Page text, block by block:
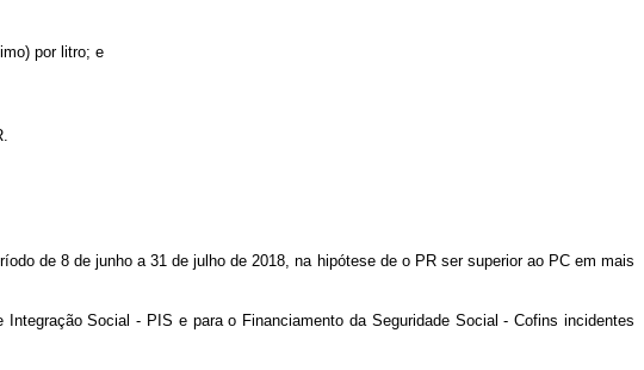
por litro; e
de 8 de junho a 31 de julho de 2018, na hipótese de o PR ser superior ao PC em mais
Social - PIS e para o Financiamento da Seguridade Social - Cofins incidentes